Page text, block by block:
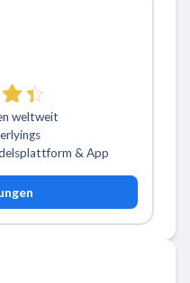
weltweit
& App